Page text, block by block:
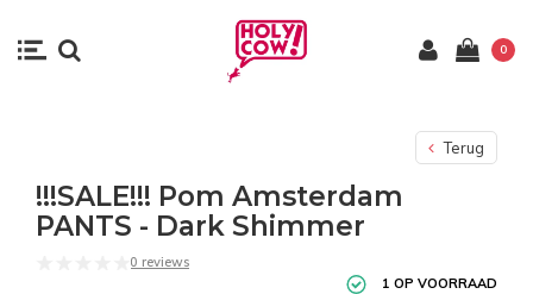
0
Terug
!!!SALE!!! Pom Amsterdam
PANTS - Dark Shimmer
0 reviews
1 OP VOORRAAD